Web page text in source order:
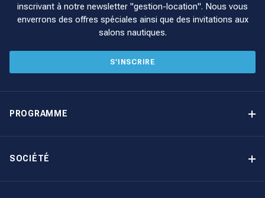
inscrivant à notre newsletter "gestion-location". Nous vous
enverrons des offres spéciales ainsi que des invitations aux
salons nautiques.
S’INSCRIRE
PROGRAMME
Avantages
SOCIÉTÉ